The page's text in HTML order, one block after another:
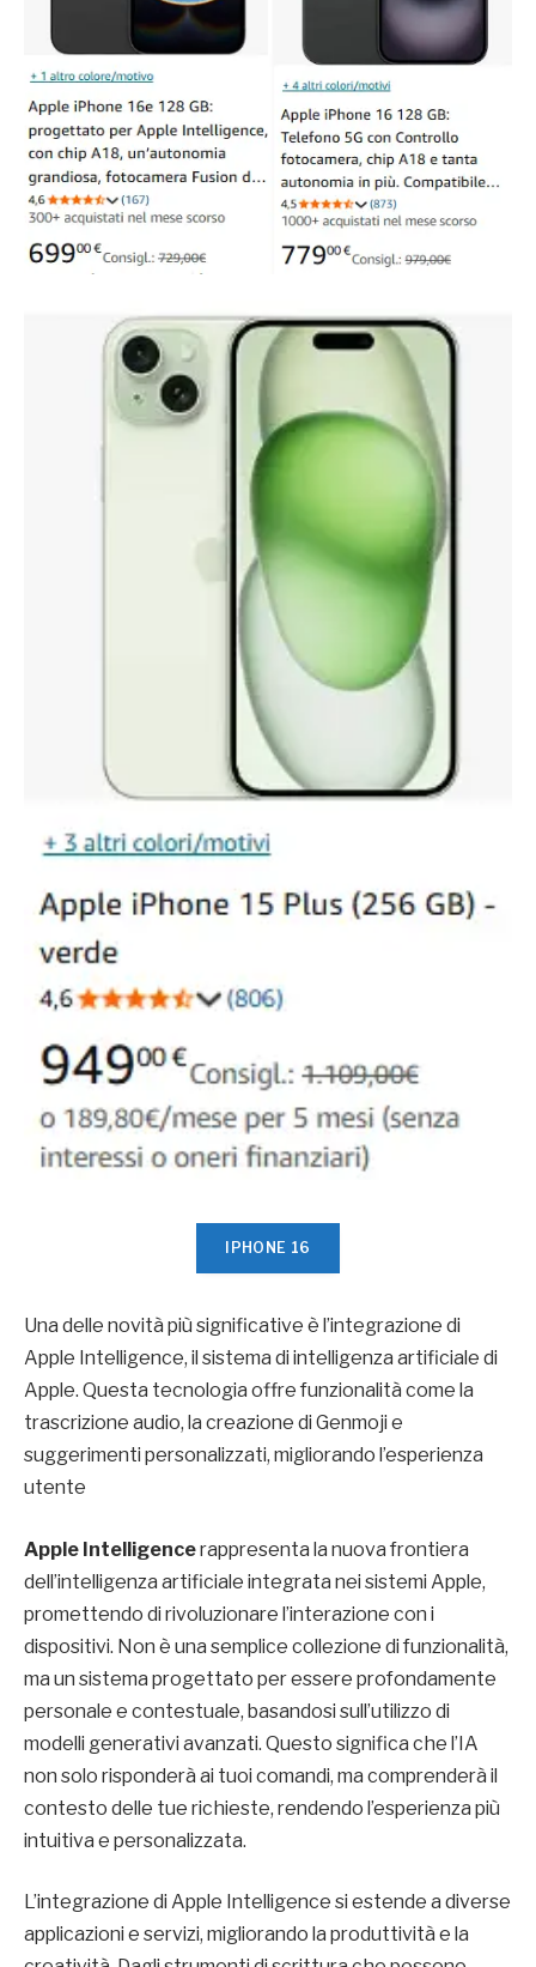
IPHONE 16
Una delle novità più significative è l’integrazione di
Apple Intelligence, il sistema di intelligenza artificiale di
Apple. Questa tecnologia offre funzionalità come la
trascrizione audio, la creazione di Genmoji e
suggerimenti personalizzati, migliorando l’esperienza
utente
Apple Intelligencerappresenta la nuova frontiera
dell’intelligenza artificiale integrata nei sistemi Apple,
promettendo di rivoluzionare l’interazione con i
dispositivi. Non è una semplice collezione di funzionalità,
ma un sistema progettato per essere profondamente
personale e contestuale, basandosi sull’utilizzo di
modelli generativi avanzati. Questo significa che l’IA
non solo risponderà ai tuoi comandi, ma comprenderà il
contesto delle tue richieste, rendendo l’esperienza più
intuitiva e personalizzata.
L’integrazione di Apple Intelligence si estende a diverse
applicazioni e servizi, migliorando la produttività e la